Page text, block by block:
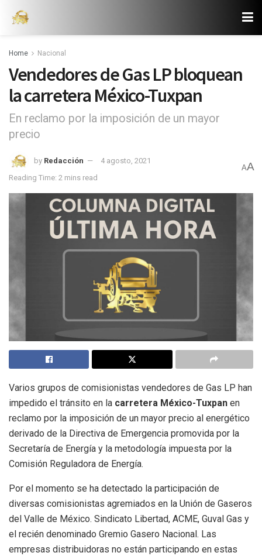
Home Nacional
Vendedores de Gas LP bloquean
la carretera México-Tuxpan
En reclamo por la imposición de un mayor
precio
by Redacción
4 agosto, 2021
Reading Time: 2 mins read
AA
Varios grupos de comisionistas vendedores de Gas LP han
impedido el tránsito en la carretera México-Tuxpan en
reclamo por la imposición de un mayor precio al energético
derivado de la Directiva de Emergencia promovida por la
Secretaría de Energía y la metodología impuesta por la
Comisión Reguladora de Energía.
Por el momento se ha detectado la participación de
diversas comisionistas agremiados en la Unión de Gaseros
del Valle de México. Sindicato Libertad, ACME, Guval Gas y
el recién denominado Gremio Gasero Nacional. Las
empresas distribuidoras no están participando en estas